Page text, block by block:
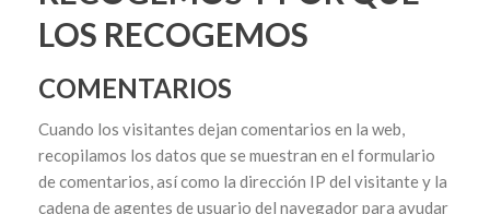
LOS RECOGEMOS
COMENTARIOS
Cuando los visitantes dejan comentarios en la web,
recopilamos los datos que se muestran en el formulario
de comentarios, así como la dirección IP del visitante y la
cadena de agentes de usuario del navegador para ayudar